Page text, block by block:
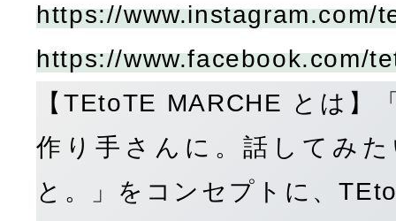
https://www.instagram.com/
https://www.facebook.com/
【TEtoTE MARCHE とは】
作り手さんに。話してみ
と。」をコンセプトに、